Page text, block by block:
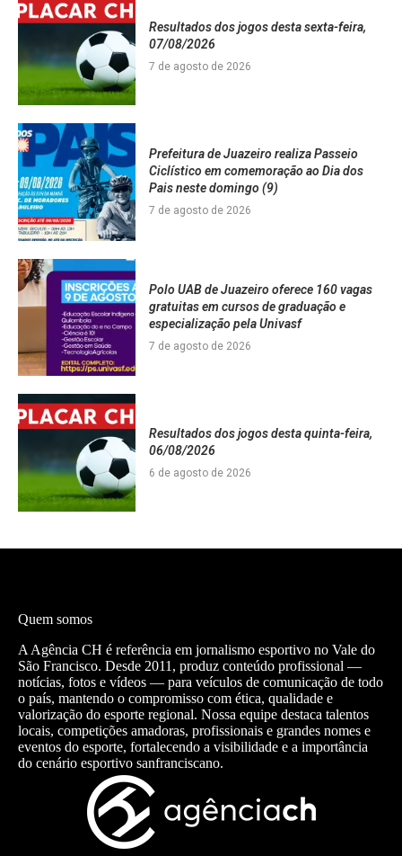
Resultados dos jogos desta sexta-feira,
07/08/2026
7 de agosto de 2026
Prefeitura de Juazeiro realiza Passeio
Ciclístico em comemoração ao Dia dos
Pais neste domingo (9)
7 de agosto de 2026
Polo UAB de Juazeiro oferece 160 vagas
gratuitas em cursos de graduação e
especialização pela Univasf
7 de agosto de 2026
Resultados dos jogos desta quinta-feira,
06/08/2026
6 de agosto de 2026
Quem somos
A Agência CH é referência em jornalismo esportivo no Vale do
São Francisco. Desde 2011, produz conteúdo profissional —
notícias, fotos e vídeos — para veículos de comunicação de todo
o país, mantendo o compromisso com ética, qualidade e
valorização do esporte regional. Nossa equipe destaca talentos
locais, competições amadoras, profissionais e grandes nomes e
eventos do esporte, fortalecendo a visibilidade e a importância
do cenário esportivo sanfranciscano.